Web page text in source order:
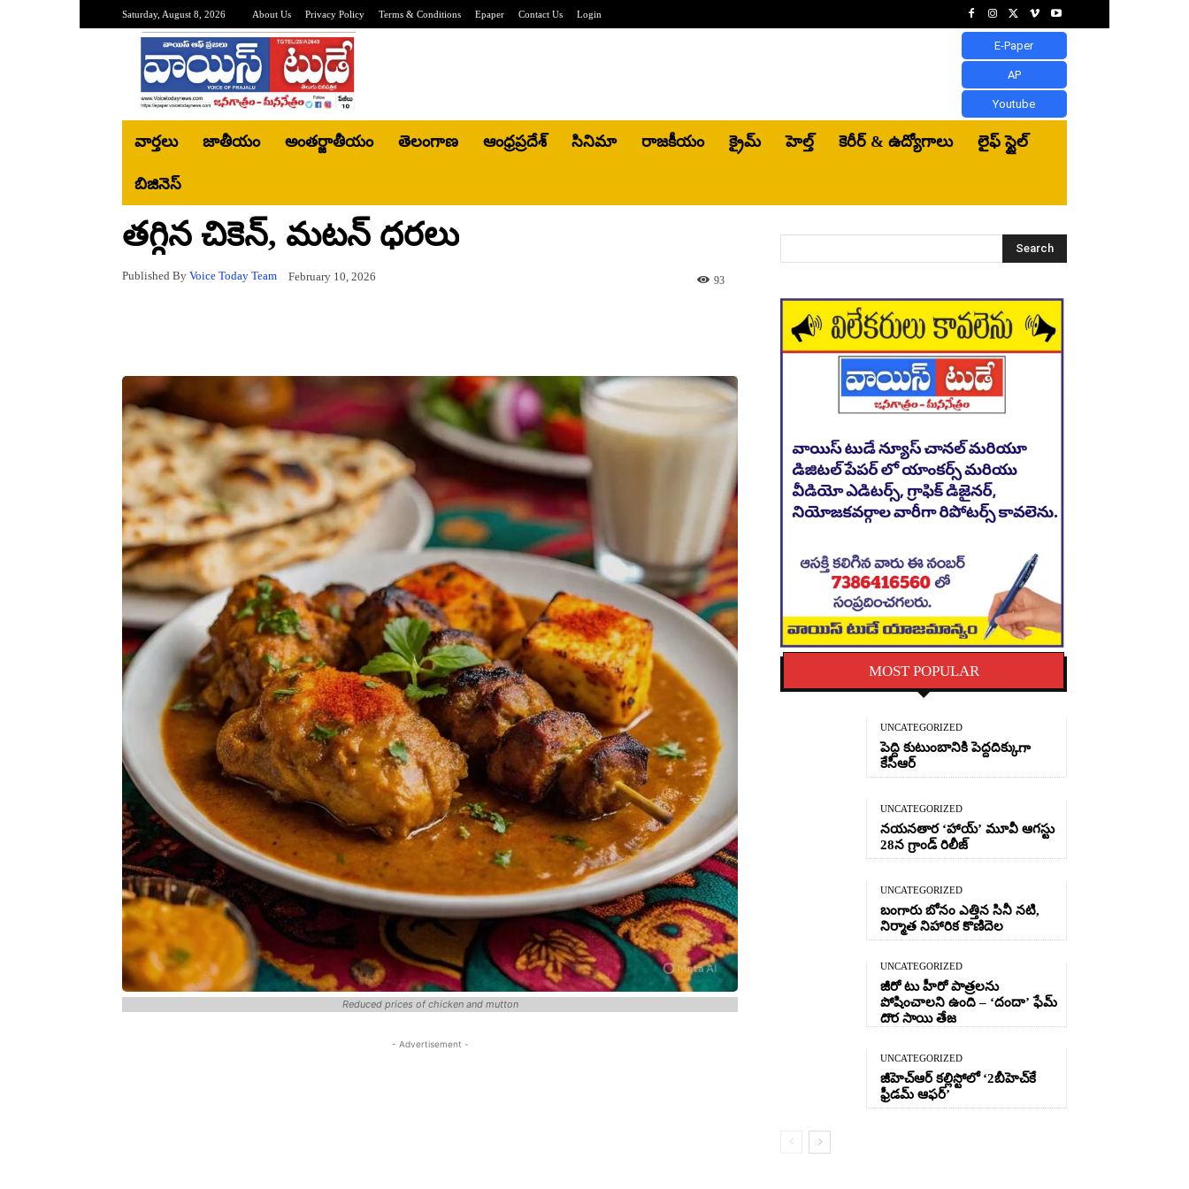
Saturday, August 8, 2026 About Us Privacy Policy Terms & Conditions Epaper Contact Us Login
E-Paper
AP
Youtube
వార్తలు జాతీయం అంతర్జాతీయం తెలంగాణ ఆంధ్రప్రదేశ్ సినిమా రాజకీయం క్రైమ్ హెల్త్‌ కెరీర్ & ఉద్యోగాలు లైఫ్ స్టైల్
బిజినెస్‌
తగ్గిన చికెన్, మటన్ ధరలు
Published By Voice Today Team February 10, 2026 93
Reduced prices of chicken and mutton
- Advertisement -
Search
MOST POPULAR
UNCATEGORIZED
పెద్ది కుటుంబానికి పెద్దదిక్కుగా
కేసీఆర్
UNCATEGORIZED
నయనతార ‘హాయ్’ మూవీ ఆగస్టు
28న గ్రాండ్ రిలీజ్
UNCATEGORIZED
బంగారు బోనం ఎత్తిన సినీ నటి,
నిర్మాత నిహారిక కొణిదెల
UNCATEGORIZED
జీరో టు హీరో పాత్రలను
పోషించాలని ఉంది – ‘దందా’ ఫేమ్
దొర సాయి తేజ
UNCATEGORIZED
జీహెచ్ఆర్‌ కల్లిస్టోలో ‘2బీహెచ్‌కే
ఫ్రీడమ్ ఆఫర్’